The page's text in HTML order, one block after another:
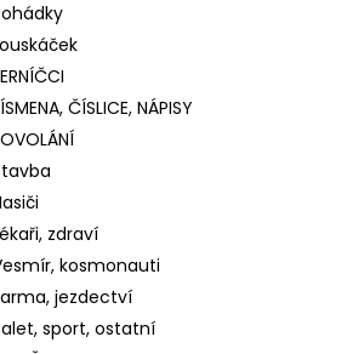
ČÍSLICE, NÁPISY
zdraví
kosmonauti
jezdectví
sport, ostatní